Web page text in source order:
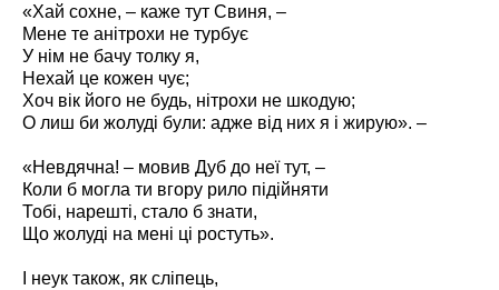
«Хай сохне, – каже тут Свиня, –
Мене те анітрохи не турбує
У нім не бачу толку я,
Нехай це кожен чує;
Хоч вік його не будь, нітрохи не шкодую;
О лиш би жолуді були: адже від них я і жирую». –
«Невдячна! – мовив Дуб до неї тут, –
Коли б могла ти вгору рило підійняти
Тобі, нарешті, стало б знати,
Що жолуді на мені ці ростуть».
І неук також, як сліпець,